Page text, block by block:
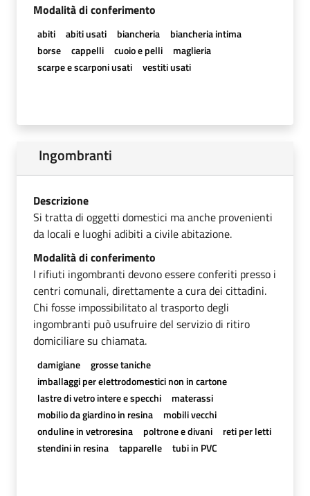
Modalità di conferimento
abiti abiti usati biancheria
biancheria intima
borse
cappelli cuoio e pelli
maglieria
scarpe e scarponi usati
vestiti usati
Ingombranti
Descrizione
Si tratta di oggetti domestici ma anche provenienti
da locali e luoghi adibiti a civile abitazione.
Modalità di conferimento
I rifiuti ingombranti devono essere conferiti presso i
centri comunali, direttamente a cura dei cittadini.
Chi fosse impossibilitato al trasporto degli
ingombranti può usufruire del servizio di ritiro
domiciliare su chiamata.
damigiane
grosse taniche
imballaggi per elettrodomestici non in cartone
lastre di vetro intere e specchi
materassi
mobilio da giardino in resina
mobili vecchi
onduline in vetroresina
poltrone e divani
reti per letti
stendini in resina
tapparelle tubi in PVC